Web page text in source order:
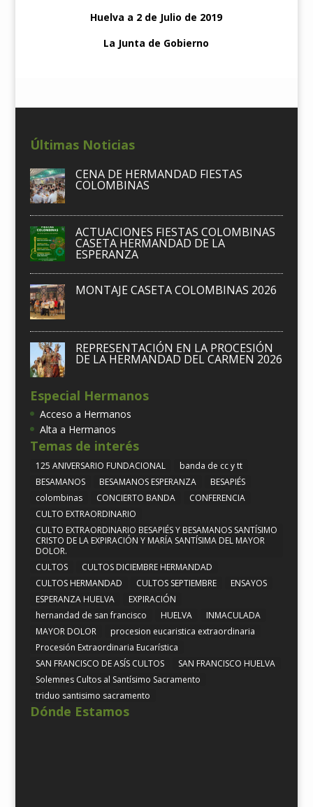
Huelva a 2 de Julio de 2019
La Junta de Gobierno
Últimas Noticias
CENA DE HERMANDAD FIESTAS
COLOMBINAS
ACTUACIONES FIESTAS COLOMBINAS
CASETA HERMANDAD DE LA
ESPERANZA
MONTAJE CASETA COLOMBINAS 2026
REPRESENTACIÓN EN LA PROCESIÓN
DE LA HERMANDAD DEL CARMEN 2026
Especial Hermanos
Acceso a Hermanos
Alta a Hermanos
Temas de interés
125 ANIVERSARIO FUNDACIONAL
banda de cc y tt
BESAMANOS
BESAMANOS ESPERANZA
BESAPIÉS
colombinas
CONCIERTO BANDA
CONFERENCIA
CULTO EXTRAORDINARIO
CULTO EXTRAORDINARIO BESAPIÉS Y BESAMANOS SANTÍSIMO
CRISTO DE LA EXPIRACIÓN Y MARÍA SANTÍSIMA DEL MAYOR
DOLOR.
CULTOS
CULTOS DICIEMBRE HERMANDAD
CULTOS HERMANDAD
CULTOS SEPTIEMBRE
ENSAYOS
ESPERANZA HUELVA
EXPIRACIÓN
hernandad de san francisco
HUELVA
INMACULADA
MAYOR DOLOR
procesion eucaristica extraordinaria
Procesión Extraordinaria Eucarística
SAN FRANCISCO DE ASÍS CULTOS
SAN FRANCISCO HUELVA
Solemnes Cultos al Santísimo Sacramento
triduo santisimo sacramento
Dónde Estamos